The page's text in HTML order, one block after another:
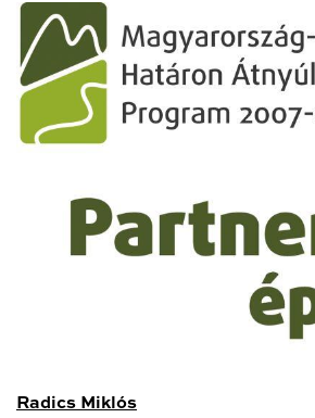
Radics Miklós